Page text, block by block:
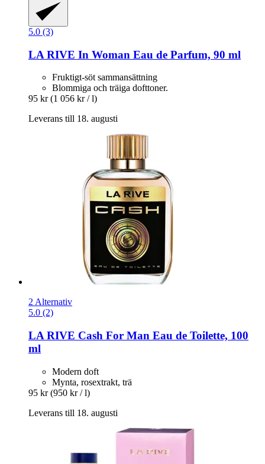
5.0 (3)
LA RIVE In Woman Eau de Parfum, 90 ml
Fruktigt-söt sammansättning
Blommiga och träiga dofttoner.
95 kr (1 056 kr / l)
Leverans till 18. augusti
2 Alternativ
5.0 (2)
LA RIVE Cash For Man Eau de Toilette, 100
ml
Modern doft
Mynta, rosextrakt, trä
95 kr (950 kr / l)
Leverans till 18. augusti